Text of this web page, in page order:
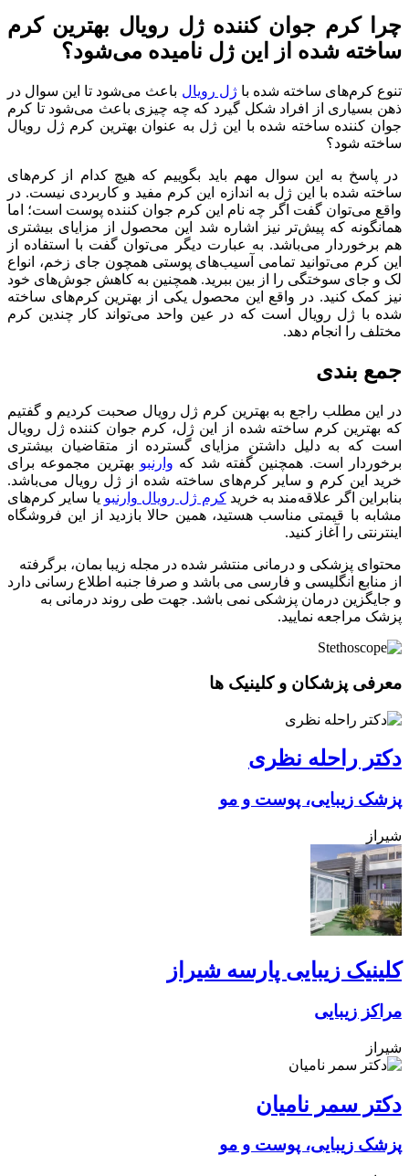
چرا کرم جوان کننده ژل رویال بهترین کرم
ساخته شده از این ژل نامیده می‌شود؟
تنوع کرم‌های ساخته شده با ژل رویال باعث می‌شود تا این سوال در
ذهن بسیاری از افراد شکل گیرد که چه چیزی باعث می‌شود تا کرم
جوان کننده ساخته شده با این ژل به عنوان بهترین کرم ژل رویال
ساخته شود؟
در پاسخ به این سوال مهم باید بگوییم که هیچ کدام از کرم‌های
ساخته‌ شده با این ژل به اندازه این کرم مفید و کاربردی نیست. در
واقع می‌توان گفت اگر چه نام این کرم جوان کننده پوست است؛ اما
همانگونه که پیش‌تر نیز اشاره شد این محصول از مزایای بیشتری
هم برخوردار می‌باشد. به‌ عبارت‌ دیگر می‌توان گفت با استفاده از
این کرم می‌توانید تمامی آسیب‌های پوستی همچون جای زخم، انواع
لک و جای سوختگی را از بین ببرید. همچنین به کاهش جوش‌های خود
نیز کمک کنید. در واقع این محصول یکی از بهترین کرم‌های ساخته‌
شده با ژل رویال است که در عین واحد می‌تواند کار چندین کرم
مختلف را انجام دهد.
جمع بندی
در این مطلب راجع به بهترین کرم ژل رویال صحبت کردیم و گفتیم
که بهترین کرم ساخته شده از این ژل، کرم جوان کننده ژل رویال
است که به دلیل داشتن مزایای گسترده از متقاضیان بیشتری
برخوردار است. همچنین گفته شد که وارنبو بهترین مجموعه برای
خرید این کرم و سایر کرم‌های ساخته شده از ژل رویال می‌باشد.
بنابراین اگر علاقه‌مند به خریدکرم ژل رویال وارنبو یا سایر کرم‌های
مشابه با قیمتی مناسب هستید، همین حالا بازدید از این فروشگاه
اینترنتی را آغاز کنید.
محتوای پزشکی و درمانی منتشر شده در مجله زیبا بمان، برگرفته
از منابع انگلیسی و فارسی می باشد و صرفا جنبه اطلاع رسانی دارد
و جایگزین درمان پزشکی نمی باشد. جهت طی روند درمانی به
پزشک مراجعه نمایید.
معرفی پزشکان و کلینیک ها
دکتر راحله نظری
پزشک زیبایی، پوست و مو
شیراز
کلینیک زیبایی پارسه شیراز
مراکز زیبایی
شیراز
دکتر سمر نامیان
پزشک زیبایی، پوست و مو